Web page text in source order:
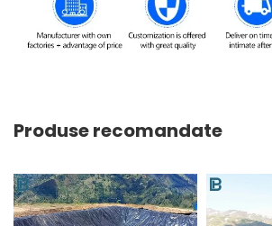
Produse recomandate